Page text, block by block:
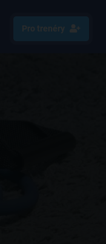
Pro trenéry